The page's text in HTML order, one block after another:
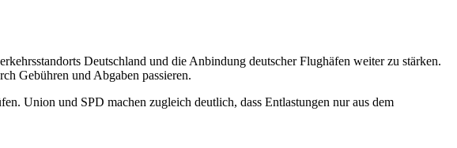
Deutschland und die Anbindung deutscher Flughäfen weiter zu stärken.
Gebühren und Abgaben passieren.
Union und SPD machen zugleich deutlich, dass Entlastungen nur aus dem